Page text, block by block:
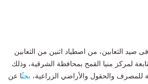
الثعابين، من اصطياد اثنين من الثعابين
لمركز منيا القمح بمحافظة الشرقية، وذلك
والحقول والأراضي الزراعية، بحثًا عن